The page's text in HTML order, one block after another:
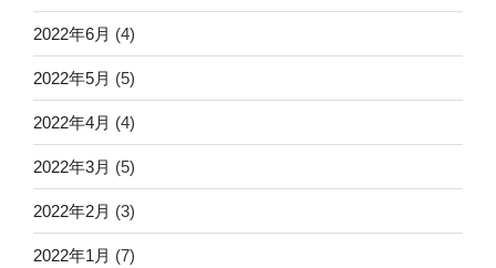
2022年6月 (4)
2022年5月 (5)
2022年4月 (4)
2022年3月 (5)
2022年2月 (3)
2022年1月 (7)